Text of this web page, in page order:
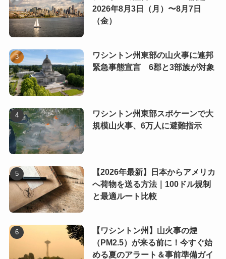
2026年8月3日（月）〜8月7日
（金）
ワシントン州東部の山火事に連邦
緊急事態宣言 6郡と3部族が対象
ワシントン州東部スポケーンで大
規模山火事、6万人に避難指示
【2026年最新】日本からアメリカ
へ荷物を送る方法｜100ドル規制
と最適ルート比較
【ワシントン州】山火事の煙
（PM2.5）が来る前に！今すぐ始
める夏のアラート＆事前準備ガイ